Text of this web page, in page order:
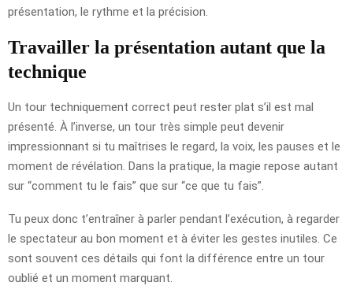
présentation, le rythme et la précision.
Travailler la présentation autant que la
technique
Un tour techniquement correct peut rester plat s’il est mal
présenté. À l’inverse, un tour très simple peut devenir
impressionnant si tu maîtrises le regard, la voix, les pauses et le
moment de révélation. Dans la pratique, la magie repose autant
sur “comment tu le fais” que sur “ce que tu fais”.
Tu peux donc t’entraîner à parler pendant l’exécution, à regarder
le spectateur au bon moment et à éviter les gestes inutiles. Ce
sont souvent ces détails qui font la différence entre un tour
oublié et un moment marquant.